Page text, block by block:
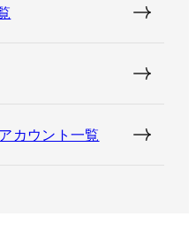
カウント一覧